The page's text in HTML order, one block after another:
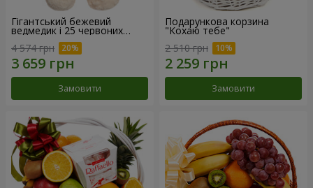
Гігантський бежевий
ведмедик і 25 червоних
троянд
4 574 грн
Замовити
Подарункова корзина
"Кохаю тебе"
2 510 грн
Замовити